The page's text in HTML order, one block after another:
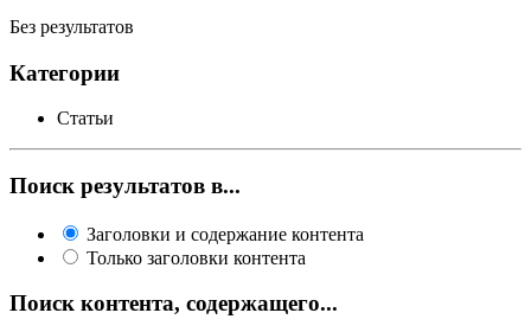
Без результатов
Категории
Статьи
Поиск результатов в...
Заголовки и содержание контента
Только заголовки контента
Поиск контента, содержащего...